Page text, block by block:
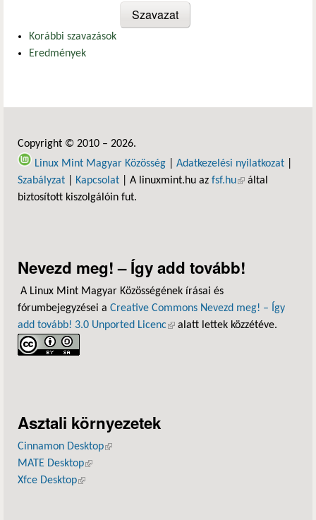
Korábbi szavazások
Eredmények
Copyright © 2010 – 2026.
Linux Mint Magyar Közösség
Adatkezelési nyilatkozat
Szabályzat
Kapcsolat | A linuxmint.hu az fsf.hu(külső hivatkozás)
által
biztosított kiszolgálóin fut.
Nevezd meg! – Így add tovább!
A Linux Mint Magyar Közösségének írásai és
fórumbejegyzései a Creative Commons Nevezd meg! – Így
add tovább! 3.0 Unported Licenc(külső hivatkozás)
alatt lettek közzétéve.
Asztali környezetek
Cinnamon Desktop(külső hivatkozás)
MATE Desktop(külső hivatkozás)
Xfce Desktop(külső hivatkozás)